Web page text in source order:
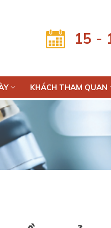
15 -
KHÁCH THAM QUAN